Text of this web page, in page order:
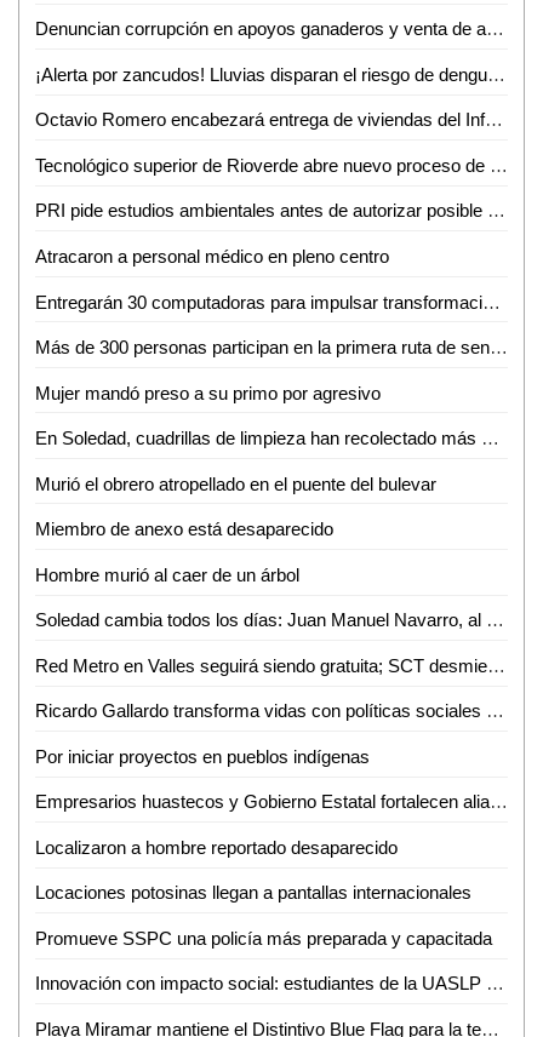
Denuncian corrupción en apoyos ganaderos y venta de aretes
¡Alerta por zancudos! Lluvias disparan el riesgo de dengue, zika y chikungunya
Octavio Romero encabezará entrega de viviendas del Infonavit en Ciudad Valles
Tecnológico superior de Rioverde abre nuevo proceso de admisión por alta demanda
PRI pide estudios ambientales antes de autorizar posible fracking en la Huasteca Potosina
Atracaron a personal médico en pleno centro
Entregarán 30 computadoras para impulsar transformación digital de negocios de la Huasteca
Más de 300 personas participan en la primera ruta de senderismo por la reinserción
Mujer mandó preso a su primo por agresivo
En Soledad, cuadrillas de limpieza han recolectado más de 10 toneladas de residuos por la fiesta futbolera
Murió el obrero atropellado en el puente del bulevar
Miembro de anexo está desaparecido
Hombre murió al caer de un árbol
Soledad cambia todos los días: Juan Manuel Navarro, al arrancar pavimentación en bulevar Valle de los Fantasmas
Red Metro en Valles seguirá siendo gratuita; SCT desmiente cobro de 12 pesos
Ricardo Gallardo transforma vidas con políticas sociales sin límites
Por iniciar proyectos en pueblos indígenas
Empresarios huastecos y Gobierno Estatal fortalecen alianza para atraer inversiones
Localizaron a hombre reportado desaparecido
Locaciones potosinas llegan a pantallas internacionales
Promueve SSPC una policía más preparada y capacitada
Innovación con impacto social: estudiantes de la UASLP crean plataforma para digitalizar servicios
Playa Miramar mantiene el Distintivo Blue Flag para la temporada 2026-2027